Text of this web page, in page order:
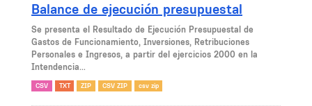
Balance de ejecución presupuestal
Se presenta el Resultado de Ejecución Presupuestal de
Gastos de Funcionamiento, Inversiones, Retribuciones
Personales e Ingresos, a partir del ejercicios 2000 en la
Intendencia...
CSV TXT ZIP CSV ZIP csv zip